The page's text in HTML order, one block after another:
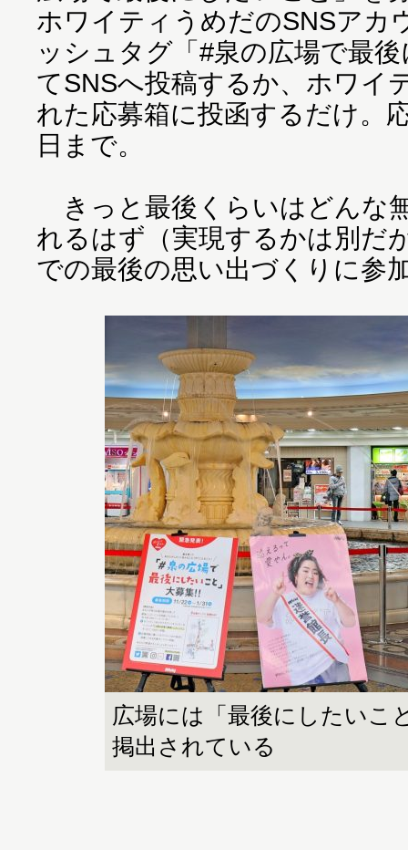
ホワイティうめだのSNSアカ
ッシュタグ「#泉の広場で最
てSNSへ投稿するか、ホワイ
れた応募箱に投函するだけ。
日まで。
きっと最後くらいはどんな
れるはず（実現するかは別だ
での最後の思い出づくりに参
広場には「最後にしたいこ
掲出されている